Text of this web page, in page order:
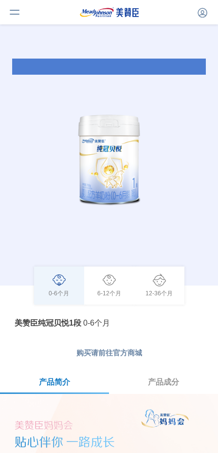
0-6个月 6-12个月 12-36个月
美赞臣纯冠贝悦1段 0-6个月
购买请前往官方商城
产品简介(active tab) 产品成分
美赞臣妈妈会
贴心伴你 一路成长